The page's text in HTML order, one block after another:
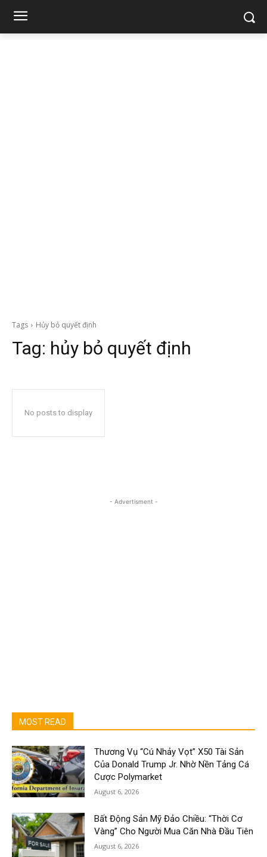
Tags Hủy bỏ quyết định
Tag: hủy bỏ quyết định
No posts to display
- Advertisment -
MOST READ
Thương Vụ “Cú Nhảy Vọt” X50 Tài Sản
Của Donald Trump Jr. Nhờ Nền Tảng Cá
Cược Polymarket
August 6, 2026
Bất Động Sản Mỹ Đảo Chiều: “Thời Cơ
Vàng” Cho Người Mua Căn Nhà Đầu Tiên
August 6, 2026